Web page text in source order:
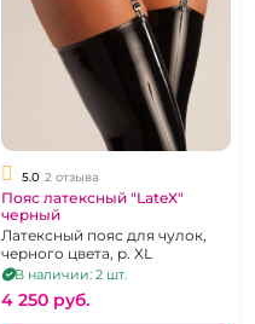
5.0 2 отзыва
Пояс латексный "LateX"
черный
Латексный пояс для чулок,
черного цвета, р. XL
В наличии: 2 шт.
4 250 pуб.